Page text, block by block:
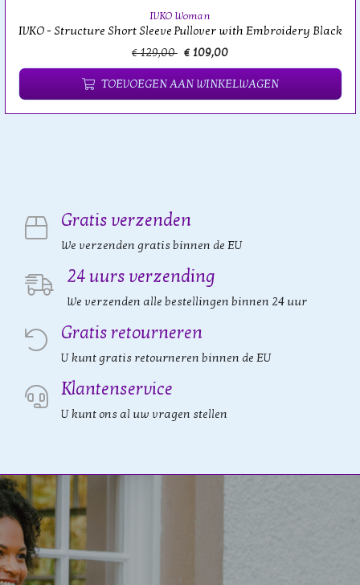
IVKO Woman
IVKO - Structure Short Sleeve Pullover with Embroidery Black
€ 129,00 € 109,00
TOEVOEGEN AAN WINKELWAGEN
Gratis verzenden
We verzenden gratis binnen de EU
24 uurs verzending
We verzenden alle bestellingen binnen 24 uur
Gratis retourneren
U kunt gratis retourneren binnen de EU
Klantenservice
U kunt ons al uw vragen stellen